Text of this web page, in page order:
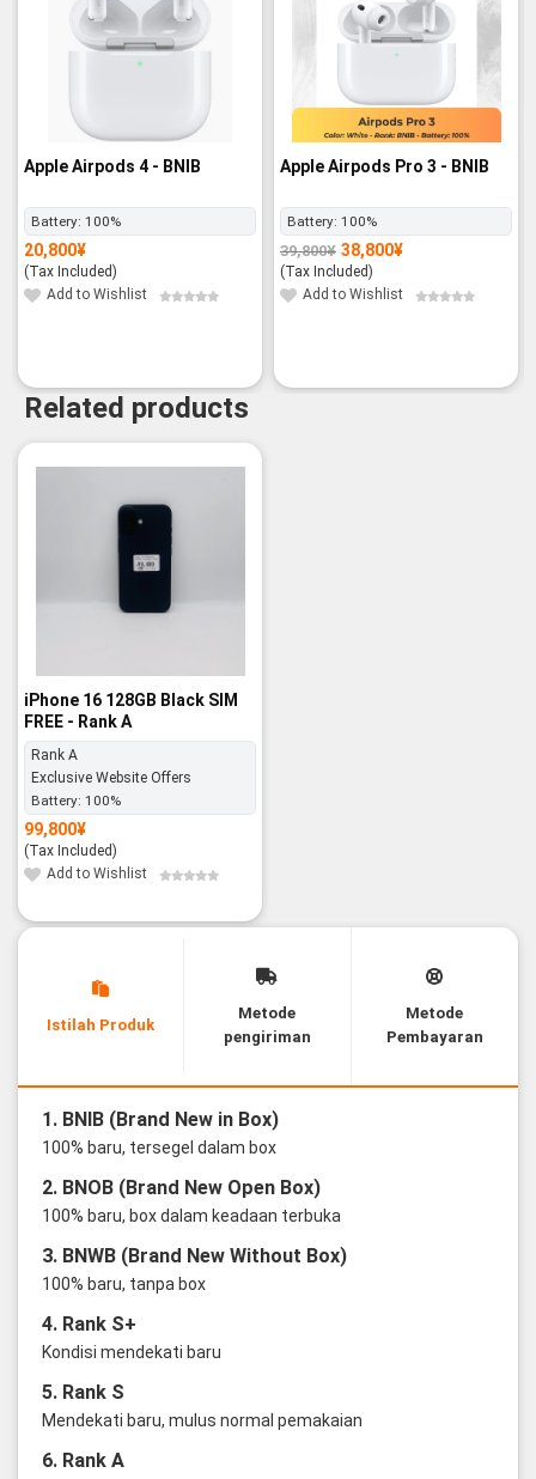
Apple Airpods 4 - BNIB
Battery: 100%
20,800¥
(Tax Included)
Add to Wishlist
Apple Airpods Pro 3 - BNIB
Battery: 100%
39,800¥
Original
price
was:
39,800¥.
38,800¥
Current
price
is:
38,800¥.
(Tax Included)
Add to Wishlist
Related products
iPhone 16 128GB Black SIM
FREE - Rank A
Rank A
Exclusive Website Offers
Battery: 100%
99,800¥
(Tax Included)
Add to Wishlist
Istilah Produk
Metode
pengiriman
Metode
Pembayaran
1. BNIB (Brand New in Box)
100% baru, tersegel dalam box
2. BNOB (Brand New Open Box)
100% baru, box dalam keadaan terbuka
3. BNWB (Brand New Without Box)
100% baru, tanpa box
4. Rank S+
Kondisi mendekati baru
5. Rank S
Mendekati baru, mulus normal pemakaian
6. Rank A